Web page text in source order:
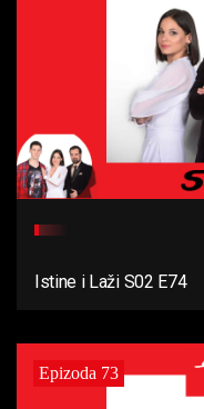
Istine i Laži S02 E74
Epizoda 73